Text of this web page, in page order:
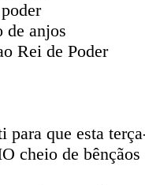
de anjos
Rei de Poder
que esta
cheio de bênçãos